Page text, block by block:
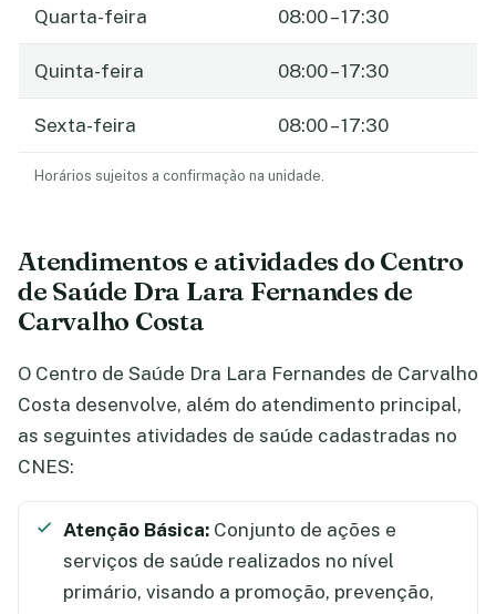
Quarta-feira 08:00 – 17:30
Quinta-feira 08:00 – 17:30
Sexta-feira 08:00 – 17:30
Horários sujeitos a confirmação na unidade.
Atendimentos e atividades do Centro
de Saúde Dra Lara Fernandes de
Carvalho Costa
O Centro de Saúde Dra Lara Fernandes de Carvalho
Costa desenvolve, além do atendimento principal,
as seguintes atividades de saúde cadastradas no
CNES:
Atenção Básica: Conjunto de ações e
serviços de saúde realizados no nível
primário, visando a promoção, prevenção,